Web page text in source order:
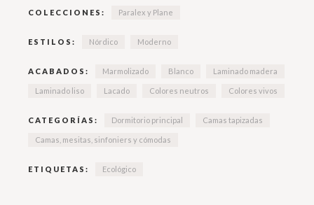
COLECCIONES: Paralex y Plane
ESTILOS: Nórdico Moderno
ACABADOS: Marmolizado Blanco Laminado madera
Laminado liso Lacado Colores neutros Colores vivos
CATEGORÍAS: Dormitorio principal Camas tapizadas
Camas, mesitas, sinfoniers y cómodas
ETIQUETAS: Ecológico